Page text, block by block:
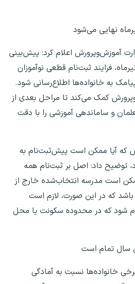
نهایی می‌شود
آموزش‌وپرورش اعلام کرد: پیش‌بینی
فرایند ثبت‌نام قطعی نوآموزان
به خانواده‌ها اطلاع‌رسانی شود.
کمک می‌کند تا مراحل بعدی از
و ساماندهی آموزشی را با دقت
که آیا ممکن است پیش‌ثبت‌نام به
توضیح داد: اصل بر ثبت‌نام همه
است مدرسه انتخاب‌شده خارج از
که در این صورت، لازم است
شود که در محدوده سکونت یا محل
سال تمام است
خانواده‌ها نسبت به آمادگی